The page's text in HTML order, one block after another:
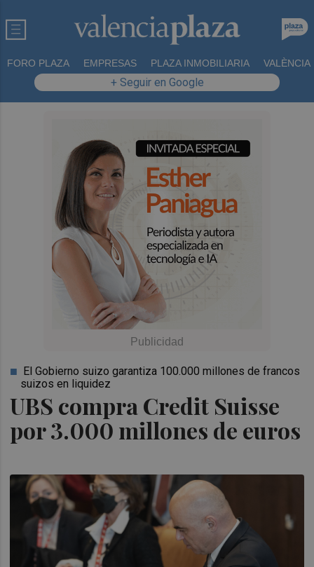
FORO PLAZA EMPRESAS PLAZA INMOBILIARIA VALÈNCIA
+ Seguir en Google
UBS compra Credit Suisse
por 3.000 millones de euros
El Gobierno suizo garantiza 100.000 millones de francos
suizos en liquidez